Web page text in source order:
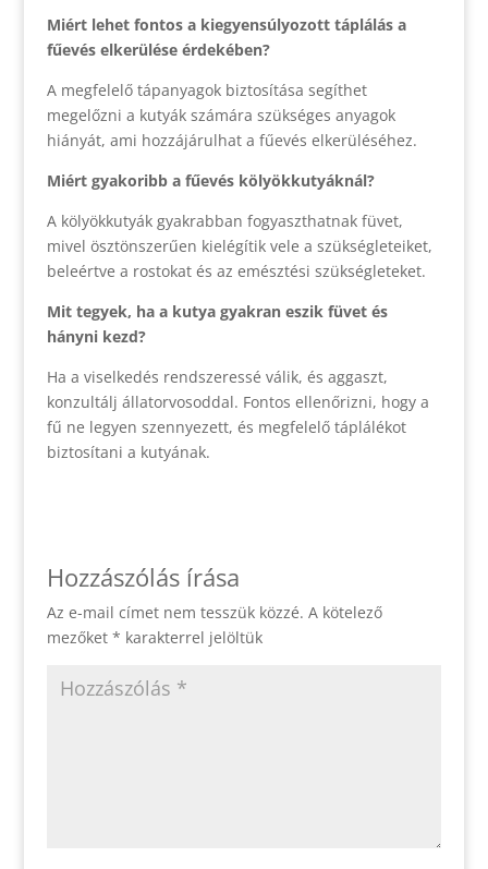
Miért lehet fontos a kiegyensúlyozott táplálás a
fűevés elkerülése érdekében?
A megfelelő tápanyagok biztosítása segíthet
megelőzni a kutyák számára szükséges anyagok
hiányát, ami hozzájárulhat a fűevés elkerüléséhez.
Miért gyakoribb a fűevés kölyökkutyáknál?
A kölyökkutyák gyakrabban fogyaszthatnak füvet,
mivel ösztönszerűen kielégítik vele a szükségleteiket,
beleértve a rostokat és az emésztési szükségleteket.
Mit tegyek, ha a kutya gyakran eszik füvet és
hányni kezd?
Ha a viselkedés rendszeressé válik, és aggaszt,
konzultálj állatorvosoddal. Fontos ellenőrizni, hogy a
fű ne legyen szennyezett, és megfelelő táplálékot
biztosítani a kutyának.
Hozzászólás írása
Az e-mail címet nem tesszük közzé. A kötelező
mezőket * karakterrel jelöltük